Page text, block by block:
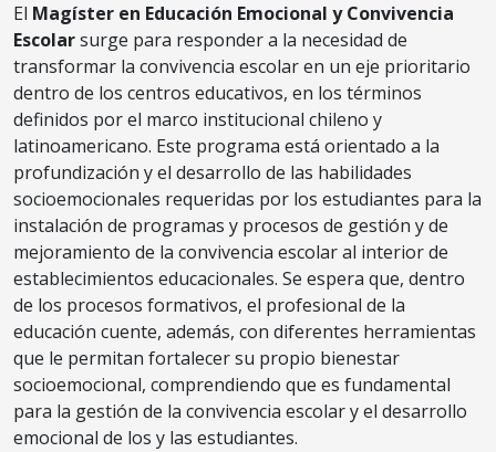
El Magíster en Educación Emocional y Convivencia
Escolarsurge para responder a la necesidad de
transformar la convivencia escolar en un eje prioritario
dentro de los centros educativos, en los términos
definidos por el marco institucional chileno y
latinoamericano. Este programa está orientado a la
profundización y el desarrollo de las habilidades
socioemocionales requeridas por los estudiantes para la
instalación de programas y procesos de gestión y de
mejoramiento de la convivencia escolar al interior de
establecimientos educacionales. Se espera que, dentro
de los procesos formativos, el profesional de la
educación cuente, además, con diferentes herramientas
que le permitan fortalecer su propio bienestar
socioemocional, comprendiendo que es fundamental
para la gestión de la convivencia escolar y el desarrollo
emocional de los y las estudiantes.